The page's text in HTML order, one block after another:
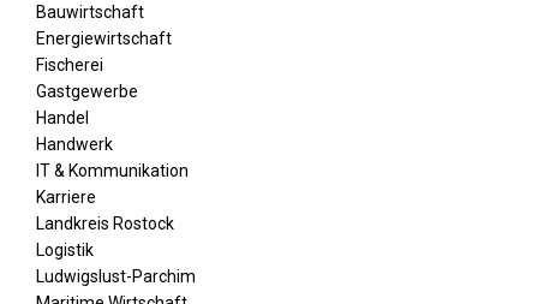
Bauwirtschaft
Energiewirtschaft
Fischerei
Gastgewerbe
Handel
Handwerk
IT & Kommunikation
Karriere
Landkreis Rostock
Logistik
Ludwigslust-Parchim